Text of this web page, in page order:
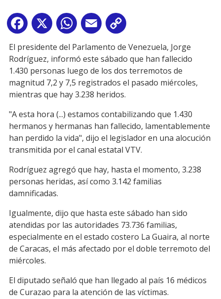
Facebook
X WhatsApp
Email
Link
El presidente del Parlamento de Venezuela, Jorge
Rodríguez, informó este sábado que han fallecido
1.430 personas luego de los dos terremotos de
magnitud 7,2 y 7,5 registrados el pasado miércoles,
mientras que hay 3.238 heridos.
"A esta hora (...) estamos contabilizando que 1.430
hermanos y hermanas han fallecido, lamentablemente
han perdido la vida", dijo el legislador en una alocución
transmitida por el canal estatal VTV.
Rodríguez agregó que hay, hasta el momento, 3.238
personas heridas, así como 3.142 familias
damnificadas.
Igualmente, dijo que hasta este sábado han sido
atendidas por las autoridades 73.736 familias,
especialmente en el estado costero La Guaira, al norte
de Caracas, el más afectado por el doble terremoto del
miércoles.
El diputado señaló que han llegado al país 16 médicos
de Curazao para la atención de las víctimas.